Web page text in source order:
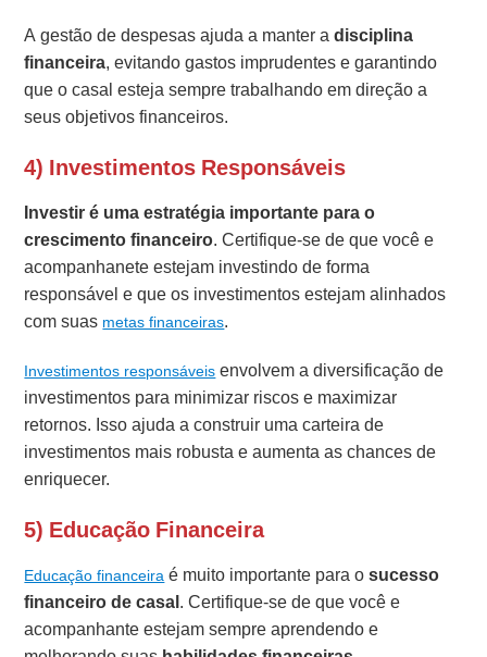
A gestão de despesas ajuda a manter adisciplina
financeira, evitando gastos imprudentes e garantindo
que o casal esteja sempre trabalhando em direção a
seus objetivos financeiros.
4) Investimentos Responsáveis
Investir é uma estratégia importante para o
crescimento financeiro. Certifique-se de que você e
acompanhanete estejam investindo de forma
responsável e que os investimentos estejam alinhados
com suas metas financeiras.
Investimentos responsáveis envolvem a diversificação de
investimentos para minimizar riscos e maximizar
retornos. Isso ajuda a construir uma carteira de
investimentos mais robusta e aumenta as chances de
enriquecer.
5) Educação Financeira
Educação financeira é muito importante para osucesso
financeiro de casal. Certifique-se de que você e
acompanhante estejam sempre aprendendo e